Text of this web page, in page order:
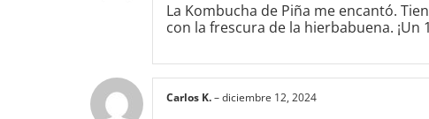
La Kombucha de Piña me encantó.
con la frescura de la hierbabuena.
Carlos K.–diciembre 12, 2024